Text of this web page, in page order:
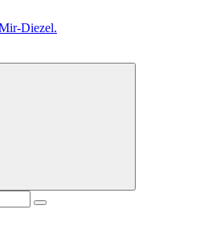
Обзор новинок популярных